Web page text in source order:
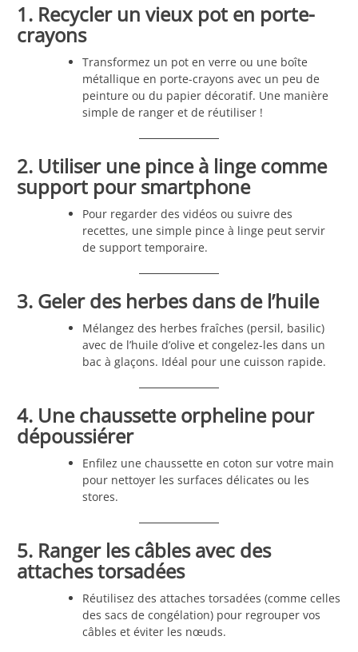
1. Recycler un vieux pot en porte-
crayons
Transformez un pot en verre ou une boîte
métallique en porte-crayons avec un peu de
peinture ou du papier décoratif. Une manière
simple de ranger et de réutiliser !
2. Utiliser une pince à linge comme
support pour smartphone
Pour regarder des vidéos ou suivre des
recettes, une simple pince à linge peut servir
de support temporaire.
3. Geler des herbes dans de l’huile
Mélangez des herbes fraîches (persil, basilic)
avec de l’huile d’olive et congelez-les dans un
bac à glaçons. Idéal pour une cuisson rapide.
4. Une chaussette orpheline pour
dépoussiérer
Enfilez une chaussette en coton sur votre main
pour nettoyer les surfaces délicates ou les
stores.
5. Ranger les câbles avec des
attaches torsadées
Réutilisez des attaches torsadées (comme celles
des sacs de congélation) pour regrouper vos
câbles et éviter les nœuds.